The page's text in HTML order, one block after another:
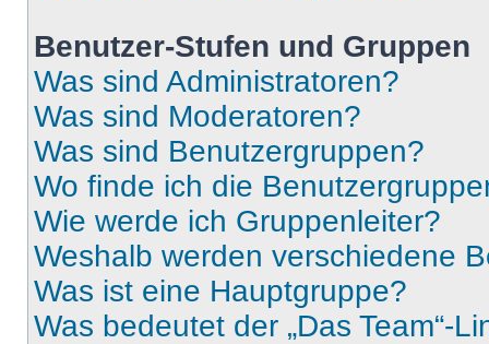
Benutzer-Stufen und Gruppen
Was sind Administratoren?
Was sind Moderatoren?
Was sind Benutzergruppen?
Wo finde ich die
Wie werde ich Gruppenleiter?
Weshalb werden verschiedene
Was ist eine Hauptgruppe?
Was bedeutet der „Das Team“-